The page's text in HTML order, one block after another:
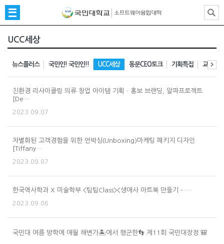
UCC세상
뉴스플러스 국민인! 국민인!! UCC세상 동문CEO토크 기획특집 교수님
친환경 리사이클링 의류 창업 아이템 기획ㆍ홍보 브랜딩, 알파프로젝트
[De…
2023.09.07
차별화된 고객경험을 위한 언박싱(Unboxing)마케팅 패키지 디자인
[Tiffany…
2023.09.07
한국역사학과 X 미술학부 <팀팀Class><생애사 아트북 만들기 - …
2023.09.06
국민대 여름 방학에 애월 해변가🏝에서 행군한👣 제11회 국민대장정 🎒